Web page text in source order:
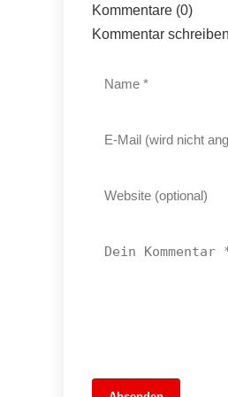
Kommentare (0)
Kommentar schreiben